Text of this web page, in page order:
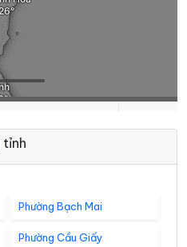
tỉnh
Phường Bạch Mai
Phường Cầu Giấy